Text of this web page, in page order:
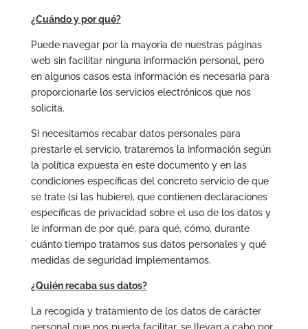
¿Cuándo y por qué?
Puede navegar por la mayoría de nuestras páginas
web sin facilitar ninguna información personal, pero
en algunos casos esta información es necesaria para
proporcionarle los servicios electrónicos que nos
solicita.
Si necesitamos recabar datos personales para
prestarle el servicio, trataremos la información según
la política expuesta en este documento y en las
condiciones específicas del concreto servicio de que
se trate (si las hubiere), que contienen declaraciones
específicas de privacidad sobre el uso de los datos y
le informan de por qué, para qué, cómo, durante
cuánto tiempo tratamos sus datos personales y qué
medidas de seguridad implementamos.
¿Quién recaba sus datos?
La recogida y tratamiento de los datos de carácter